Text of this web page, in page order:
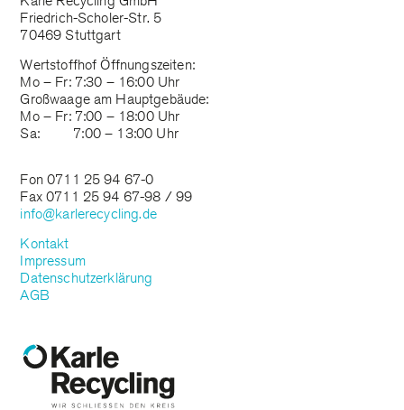
Friedrich-Scholer-Str. 5
70469 Stuttgart
Wertstoffhof Öffnungszeiten:
Mo – Fr: 7:30 – 16:00 Uhr
Großwaage am Hauptgebäude:
Mo – Fr: 7:00 – 18:00 Uhr
Sa: 7:00 – 13:00 Uhr
Fon 0711 25 94 67-0
Fax 0711 25 94 67-98 / 99
info@karlerecycling.de
Kontakt
Impressum
Datenschutzerklärung
AGB